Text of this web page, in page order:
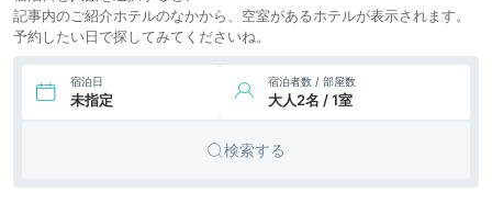
記事内のご紹介ホテルのなかから、空室があるホテルが表示されます。
予約したい日で探してみてくださいね。
宿泊日
未指定
宿泊者数 / 部屋数
大人2名 / 1室
検索する